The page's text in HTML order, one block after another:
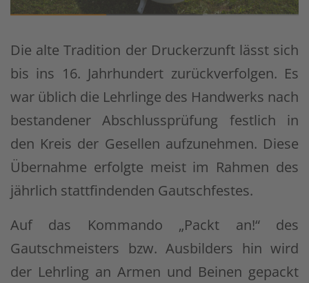
Die alte Tradition der Druckerzunft lässt sich
bis ins 16. Jahrhundert zurückverfolgen. Es
war üblich die Lehrlinge des Handwerks nach
bestandener Abschlussprüfung festlich in
den Kreis der Gesellen aufzunehmen. Diese
Übernahme erfolgte meist im Rahmen des
jährlich stattfindenden Gautschfestes.
Auf das Kommando „Packt an!“ des
Gautschmeisters bzw. Ausbilders hin wird
der Lehrling an Armen und Beinen gepackt